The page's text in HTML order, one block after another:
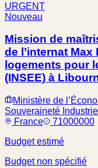
URGENT
Nouveau
Mission de
de l’internat
logements pour
(INSEE) à
Ministère de
Souveraineté
France
71000000
Budget estimé
Budget non spécifié